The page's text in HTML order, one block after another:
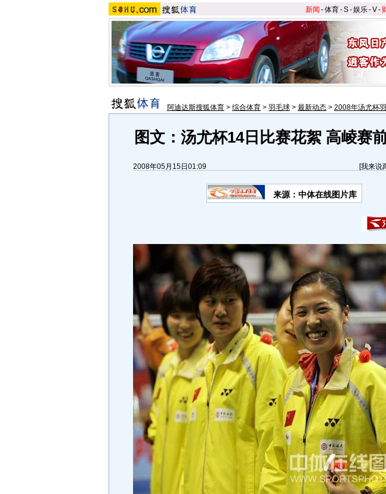
新闻 -体育-S-娱乐-V-
阿迪达斯搜狐体育 > 综合体育 > 羽毛球 > 最新动态 > 2008年汤尤杯
图文：汤尤杯14日比赛花絮 高崚赛
2008年05月15日01:09 [我来说
来源：中体在线图片库